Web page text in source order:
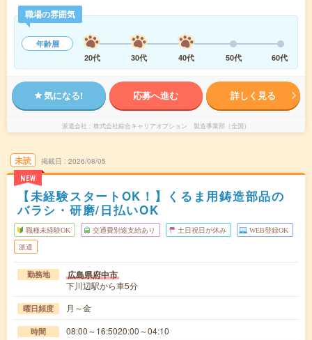
職場の雰囲気
年齢層
20代
30代 40代 50代 60代
気になる! 応募へ進む 詳しく見る
派遣会社 株式会社綜合キャリアオプション 製造事業部（全国）
未読
NEW
掲載日 2026/08/05
【未経験スタートOK！】くるま用鋳造部品の
バラシ・研磨/日払いOK
職種未経験OK 交通費別途支給あり 土日祝日が休み WEB登録OK
派遣
勤務地 広島県府中市
下川辺駅から車5分
曜日頻度 月～金
時間 08:00～16:5020:00～04:10